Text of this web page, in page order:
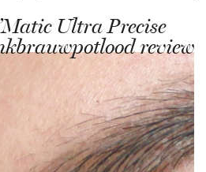
Ultra Precise
review